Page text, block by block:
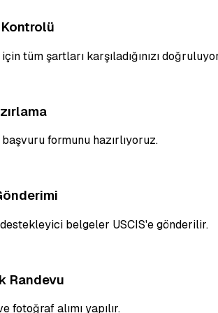
tüm şartları karşıladığınızı
formunu hazırlıyoruz.
belgeler USCIS'e gönderilir.
Randevu
fotoğraf alımı yapılır.